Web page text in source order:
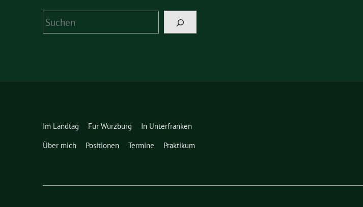
Suchen
Im Landtag Für Würzburg
In Unterfranken
Über mich
Positionen Termine Praktikum